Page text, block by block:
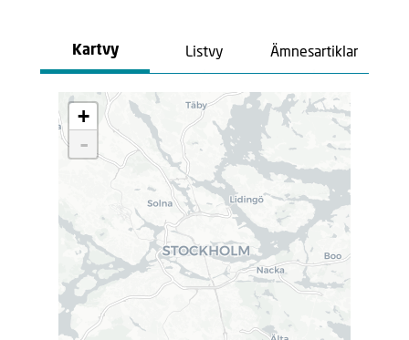
Kartvy Listvy Ämnesartiklar
a
.
.
+
-